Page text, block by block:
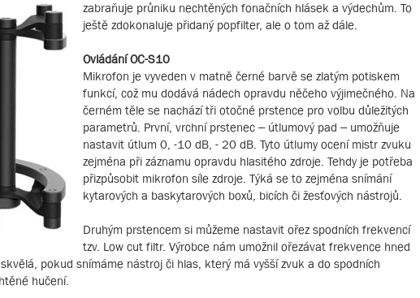
zabraňuje průniku nechtěných fonačních hlásek a výdechům. To
ještě zdokonaluje přidaný popfilter, ale o tom až dále.
Ovládání OC-S10
Mikrofon je vyveden v matně černé barvě se zlatým potiskem
funkcí, což mu dodává nádech opravdu něčeho výjimečného. Na
černém těle se nachází tři otočné prstence pro volbu důležitých
parametrů. První, vrchní prstenec – útlumový pad – umožňuje
nastavit útlum 0, -10 dB, - 20 dB. Tyto útlumy ocení mistr zvuku
zejména při záznamu opravdu hlasitého zdroje. Tehdy je potřeba
přizpůsobit mikrofon síle zdroje. Týká se to zejména snímání
kytarových a baskytarových boxů, bicích či žesťových nástrojů.
Druhým prstencem si můžeme nastavit ořez spodních frekvencí
tzv. Low cut filtr. Výrobce nám umožnil ořezávat frekvence hned
pokud snímáme nástroj či hlas, který má vyšší zvuk a do spodních
hučení.